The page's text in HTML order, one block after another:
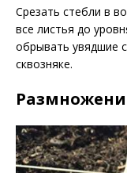
Срезать стебли в
все листья до
обрывать увядшие
сквозняке.